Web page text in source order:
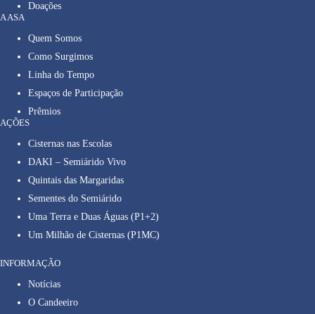
Doações
A ASA
Quem Somos
Como Surgimos
Linha do Tempo
Espaços de Participação
Prêmios
AÇÕES
Cisternas nas Escolas
DAKI – Semiárido Vivo
Quintais das Margaridas
Sementes do Semiárido
Uma Terra e Duas Águas (P1+2)
Um Milhão de Cisternas (P1MC)
INFORMAÇÃO
Notícias
O Candeeiro